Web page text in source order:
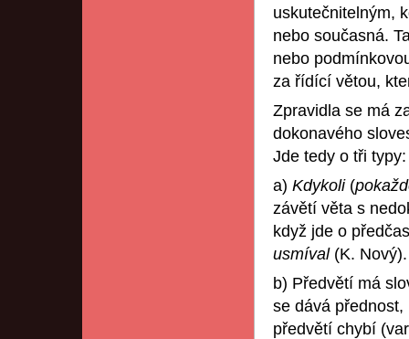
uskutečnitelným,
nebo současná.
nebo
za řídící větou,
Zpravidla se má
dokonavého
Jde tedy o tři typy:
a) Kdykoli (
závětí věta s
když jde o
usmíval (K. Nový).
b) Předvětí má
se dává
předvětí chybí